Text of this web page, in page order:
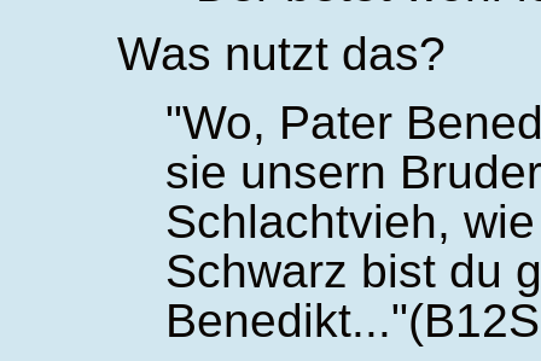
Was nutzt das?
Wo, Pater
sie unsern
Schlachtvieh,
Schwarz bist du
Benedikt...